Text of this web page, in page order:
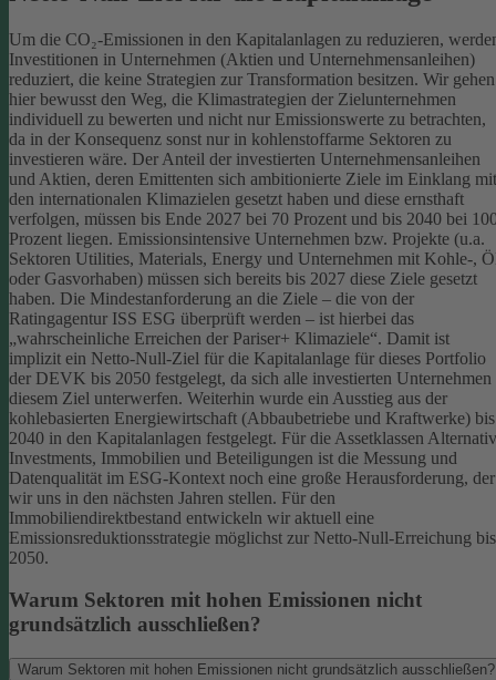
Um die CO₂-Emissionen in den Kapitalanlagen zu reduzieren,
Investitionen in Unternehmen (Aktien und Unternehmensanleihen)
reduziert, die keine Strategien zur Transformation besitzen. Wir gehen
hier bewusst den Weg, die Klimastrategien der Zielunternehmen
individuell zu bewerten und nicht nur Emissionswerte zu betrachten,
da in der Konsequenz sonst nur in kohlenstoffarme Sektoren zu
investieren wäre. Der Anteil der investierten Unternehmensanleihen
und Aktien, deren Emittenten sich ambitionierte Ziele im Einklang mit
den internationalen Klimazielen gesetzt haben und diese ernsthaft
verfolgen, müssen bis Ende 2027 bei 70 Prozent und bis 2040 bei
Prozent liegen. Emissionsintensive Unternehmen bzw. Projekte (u.a.
Sektoren Utilities, Materials, Energy und Unternehmen mit Kohle-,
oder Gasvorhaben) müssen sich bereits bis 2027 diese Ziele gesetzt
haben. Die Mindestanforderung an die Ziele – die von der
Ratingagentur ISS ESG überprüft werden – ist hierbei das
„wahrscheinliche Erreichen der Pariser+ Klimaziele“. Damit ist
implizit ein Netto-Null-Ziel für die Kapitalanlage für dieses Portfolio
der DEVK bis 2050 festgelegt, da sich alle investierten Unternehmen
diesem Ziel unterwerfen. Weiterhin wurde ein Ausstieg aus der
kohlebasierten Energiewirtschaft (Abbaubetriebe und Kraftwerke) bis
2040 in den Kapitalanlagen festgelegt. Für die Assetklassen
Investments, Immobilien und Beteiligungen ist die Messung und
Datenqualität im ESG-Kontext noch eine große Herausforderung, der
wir uns in den nächsten Jahren stellen. Für den
Immobiliendirektbestand entwickeln wir aktuell eine
Emissionsreduktionsstrategie möglichst zur Netto-Null-Erreichung bis
2050.
Warum Sektoren mit hohen Emissionen nicht
grundsätzlich ausschließen?
Warum Sektoren mit hohen Emissionen nicht grundsätzlich ausschließen?